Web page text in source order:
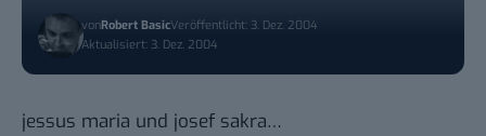
vonRobert BasicVeröffentlicht: 3. Dez. 2004
Aktualisiert: 3. Dez. 2004
jessus maria und josef sakra…